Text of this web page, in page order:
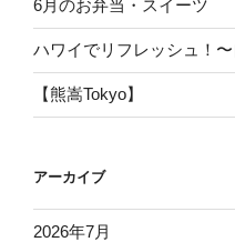
6月のお弁当・スイーツ
ハワイでリフレッシュ！
【熊嵩Tokyo】
アーカイブ
2026年7月